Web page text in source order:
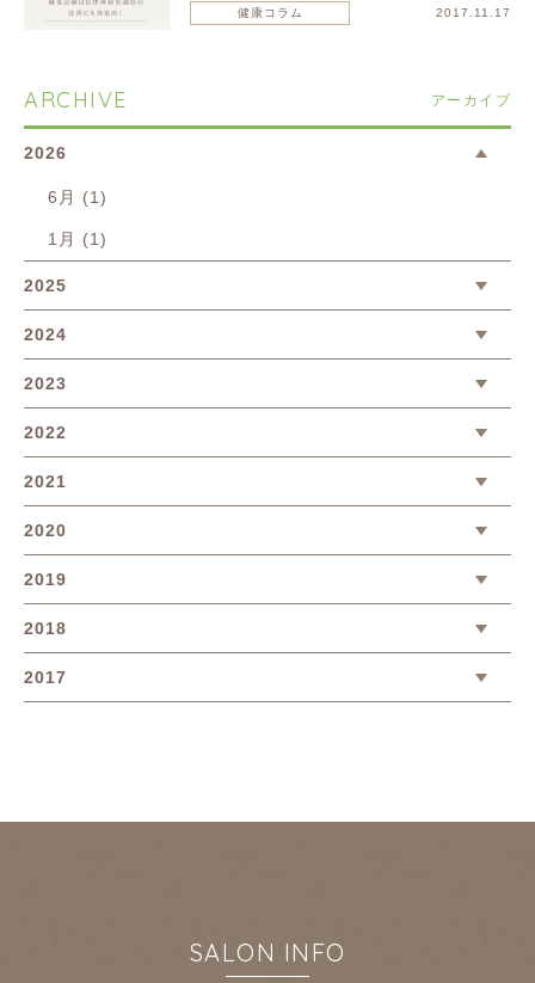
健康コラム 2017.11.17
ARCHIVE アーカイブ
2026
6月 (1)
1月 (1)
2025
2024
2023
2022
2021
2020
2019
2018
2017
SALON INFO